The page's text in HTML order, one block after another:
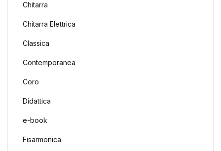
Chitarra
Chitarra Elettrica
Classica
Contemporanea
Coro
Didattica
e-book
Fisarmonica